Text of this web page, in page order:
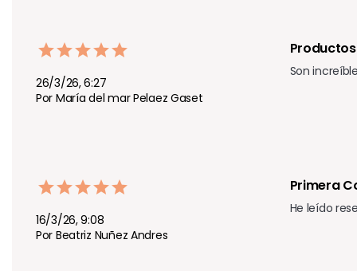
26/3/26, 6:27
Por María del mar Pelaez Gaset
Son
16/3/26, 9:08
Por Beatriz Nuñez Andres
Primera
He leído